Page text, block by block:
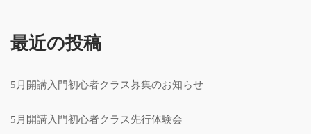
最近の投稿
5月開講入門初心者クラス募集のお知らせ
5月開講入門初心者クラス先行体験会